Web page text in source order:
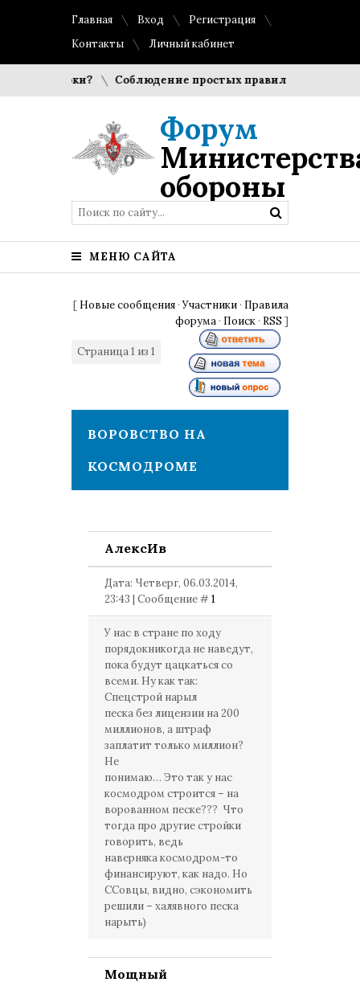
Главная Вход
Регистрация
Контакты
Личный кабинет
игроки? Соблюдение простых правил гигиены
Форум
обороны
МЕНЮ САЙТА
[ Новые сообщения ·Участники · Правила
форума · Поиск · RSS ]
Страница1 из 1
ВОРОВСТВО НА
КОСМОДРОМЕ
АлексИв
Дата: Четверг, 06.03.2014,
23:43 | Сообщение #1
У нас в стране по ходу
порядокникогда не наведут,
пока будут цацкаться со
всеми. Ну как так:
Спецстрой нарыл
песка без лицензии на 200
миллионов, а штраф
заплатит только миллион?
Не
понимаю… Это так у нас
космодром строится – на
ворованном песке??? Что
тогда про другие стройки
говорить, ведь
наверняка космодром-то
финансируют, как надо. Но
ССовцы, видно, сэкономить
решили – халявного песка
нарыть)
Мощный